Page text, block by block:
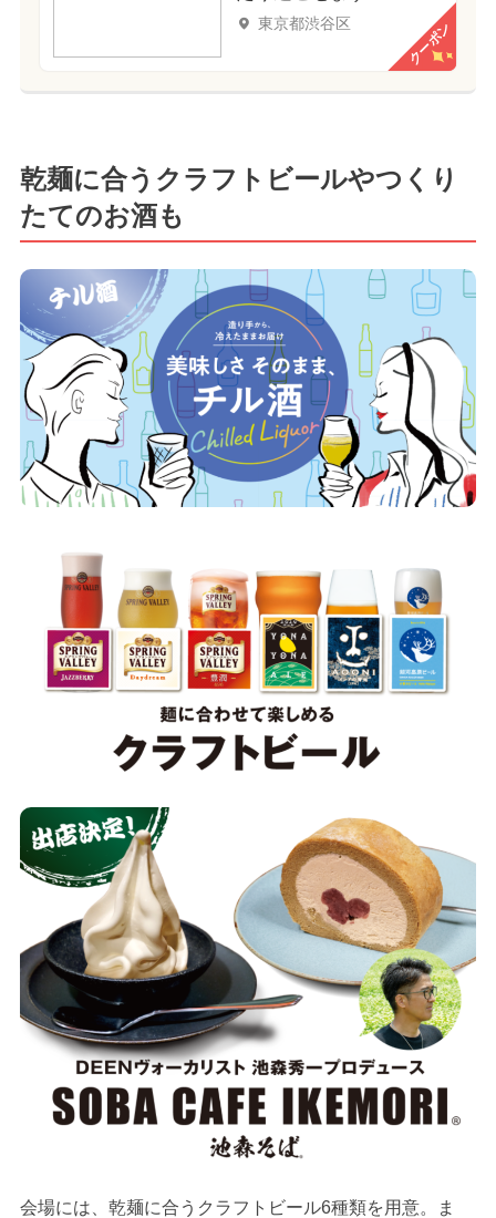
東京都渋谷区 クーポン
乾麺に合うクラフトビールやつくり
たてのお酒も
会場には、乾麺に合うクラフトビール6種類を用意。ま